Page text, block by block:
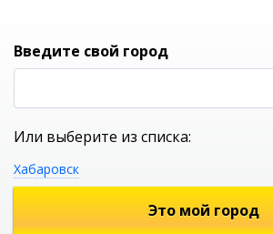
УНИВЕРСАЛЬНЫЙ ИНТЕРНЕТ МАГАЗИН
Введите свой город
Или выберите из списка:
Хабаровск
Это мой город